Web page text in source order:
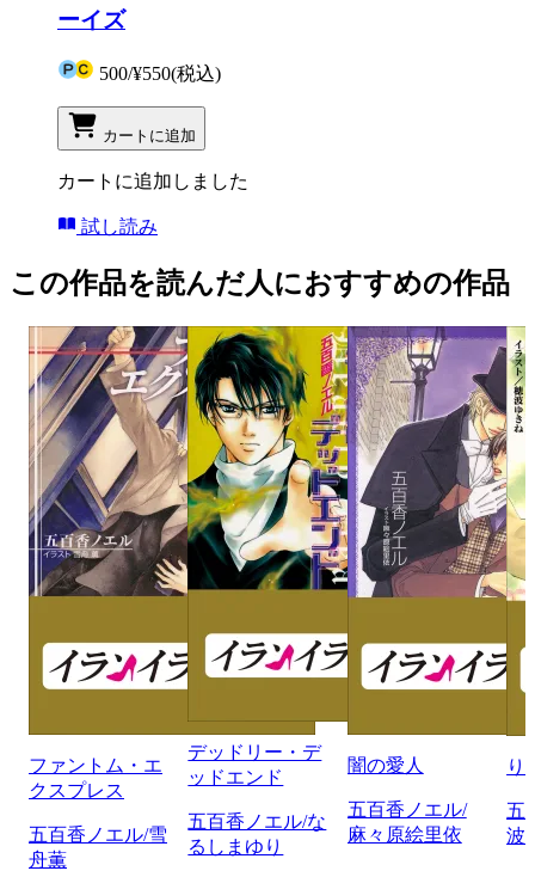
ーイズ
500/¥550(税込)
カートに追加
カートに追加しました
試し読み
この作品を読んだ人におすすめの作品
ファントム・エ
クスプレス
五百香ノエル/雪
舟薫
デッドリー・デ
ッドエンド
五百香ノエル/な
るしまゆり
闇の愛人
五百香ノエル/
麻々原絵里依
り
五
波